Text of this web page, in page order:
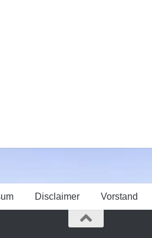
Disclaimer Vorstand